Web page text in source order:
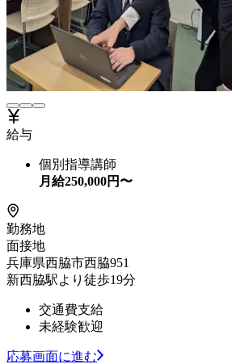
給与
個別指導講師
月給250,000円〜
勤務地
面接地
兵庫県西脇市西脇951
新西脇駅より徒歩19分
交通費支給
未経験歓迎
応募画面に進む